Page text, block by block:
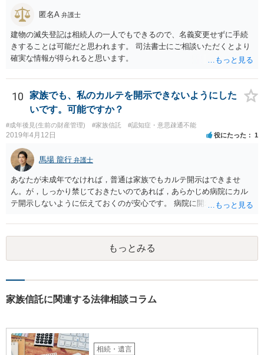
匿名A 弁護士
建物の滅失登記は相続人の一人でもできるので、名義変更せずに手続
きすることは可能だと思われます。 司法書士にご相談いただくとより
確実な情報が得られると思います。
10
家族でも、私のカルテを開示できないようにした
いです。可能ですか？
#成年後見(生前の財産管理) #家族信託 #認知症・意思疎通不能
2019年4月12日 役にたった 1
馬場 龍行 弁護士
あなたが未成年でなければ，普通は家族でもカルテ開示はできませ
ん。が，しっかり禁じておきたいのであれば，あらかじめ病院にカル
テ開示しないように伝えておくのが安心です。 病院に開示しないよう
可能性は低いのでコストパフォーマンスとしてはどうかなという感じ
がします。
もっとみる
家族信託に関連する法律相談コラム
相続・遺言